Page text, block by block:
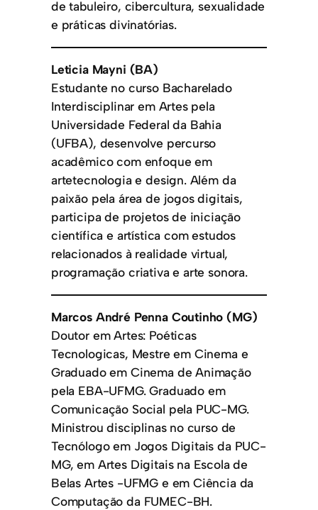
de tabuleiro, cibercultura, sexualidade
e práticas divinatórias.
Leticia Mayni (BA)
Estudante no curso Bacharelado
Interdisciplinar em Artes pela
Universidade Federal da Bahia
(UFBA), desenvolve percurso
acadêmico com enfoque em
artetecnologia e design. Além da
paixão pela área de jogos digitais,
participa de projetos de iniciação
científica e artística com estudos
relacionados à realidade virtual,
programação criativa e arte sonora.
Marcos André Penna Coutinho (MG)
Doutor em Artes: Poéticas
Tecnologicas, Mestre em Cinema e
Graduado em Cinema de Animação
pela EBA-UFMG. Graduado em
Comunicação Social pela PUC-MG.
Ministrou disciplinas no curso de
Tecnólogo em Jogos Digitais da PUC-
MG, em Artes Digitais na Escola de
Belas Artes -UFMG e em Ciência da
Computação da FUMEC-BH.